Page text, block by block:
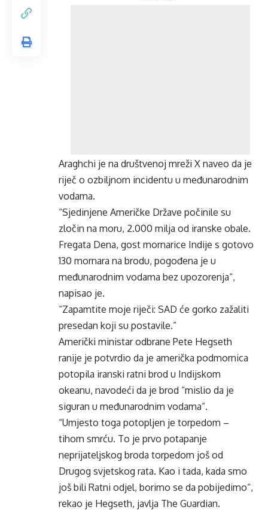
Araghchi je na društvenoj mreži X naveo da je
riječ o ozbiljnom incidentu u međunarodnim
vodama.
“Sjedinjene Američke Države počinile su
zločin na moru, 2.000 milja od iranske obale.
Fregata Dena, gost mornarice Indije s gotovo
130 mornara na brodu, pogođena je u
međunarodnim vodama bez upozorenja“,
napisao je.
“Zapamtite moje riječi: SAD će gorko zažaliti
presedan koji su postavile.”
Američki ministar odbrane Pete Hegseth
ranije je potvrdio da je američka podmornica
potopila iranski ratni brod u Indijskom
okeanu, navodeći da je brod “mislio da je
siguran u međunarodnim vodama”.
“Umjesto toga potopljen je torpedom –
tihom smrću. To je prvo potapanje
neprijateljskog broda torpedom još od
Drugog svjetskog rata. Kao i tada, kada smo
još bili Ratni odjel, borimo se da pobijedimo“,
rekao je Hegseth, javlja The Guardian.